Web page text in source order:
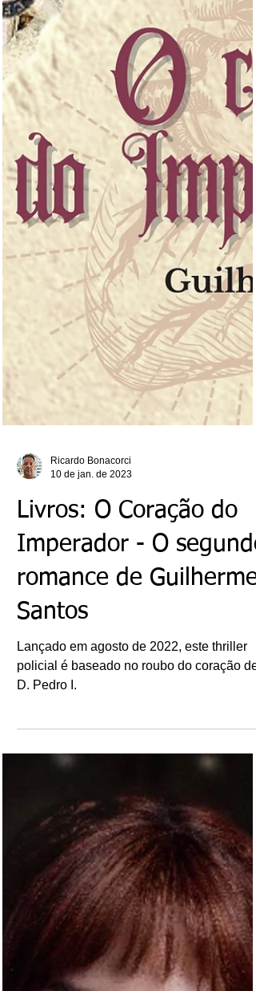
Ricardo Bonacorci
10 de jan. de 2023
Livros: O Coração do
Imperador - O segundo
romance de Guilherme
Santos
Lançado em agosto de 2022, este thriller
D. Pedro I.